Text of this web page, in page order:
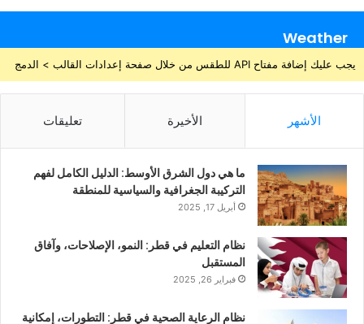
Weather
يجب عليك إضافة مفتاح API للطقس من خلال صفحة إعدادات القالب > الدمج
الأشهر الأخيرة تعليقات
ما هي دول الشرق الأوسط: الدليل الكامل لفهم
التركيبة الجغرافية والسياسية للمنطقة
أبريل 17, 2025
نظام التعليم في قطر: النمو، الإصلاحات، وآفاق
المستقبل
فبراير 26, 2025
نظام الرعاية الصحية في قطر: التطورات، إمكانية